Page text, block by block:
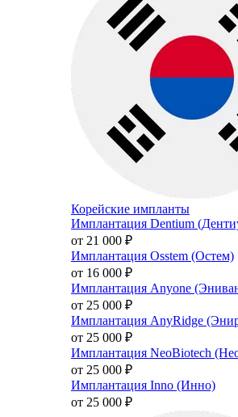
Корейские импланты
Имплантация Dentium
от 21 000 ₽
Имплантация Osstem (Остем)
от 16 000 ₽
Имплантация Anyone
от 25 000 ₽
Имплантация AnyRidge
от 25 000 ₽
Имплантация NeoBiotech
от 25 000 ₽
Имплантация Inno (Инно)
от 25 000 ₽